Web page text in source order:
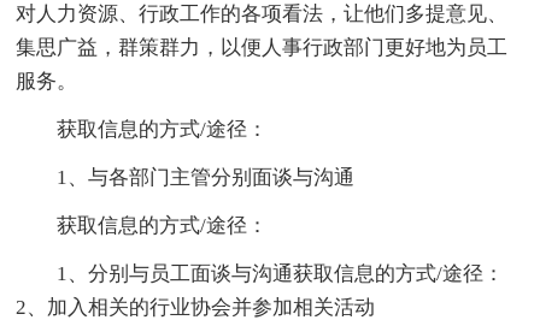
对人力资源、行政工作的各项看法，让他们多提意见、
集思广益，群策群力，以便人事行政部门更好地为员工
服务。
获取信息的方式/途径：
1、与各部门主管分别面谈与沟通
获取信息的方式/途径：
1、分别与员工面谈与沟通获取信息的方式/途径：
2、加入相关的行业协会并参加相关活动